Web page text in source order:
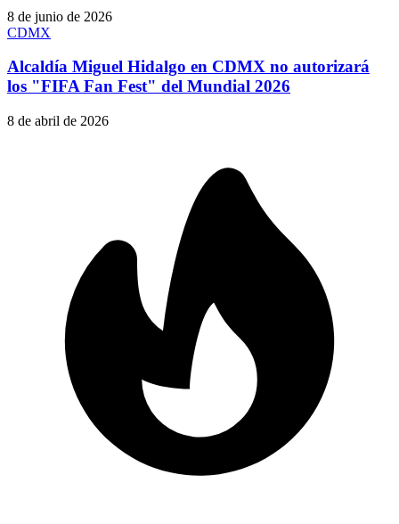
8 de junio de 2026
CDMX
Alcaldía Miguel Hidalgo en CDMX no autorizará
los "FIFA Fan Fest" del Mundial 2026
8 de abril de 2026